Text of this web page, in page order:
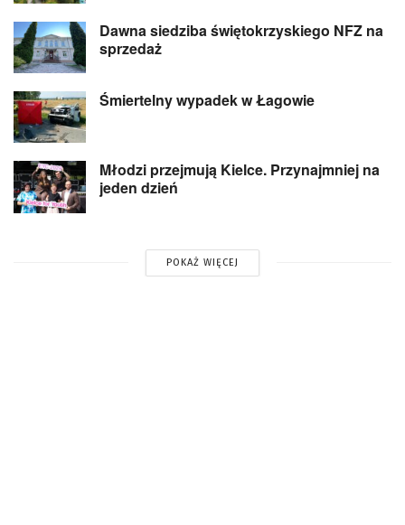
Dawna siedziba świętokrzyskiego NFZ na
sprzedaż
Śmiertelny wypadek w Łagowie
Młodzi przejmują Kielce. Przynajmniej na
jeden dzień
POKAŻ WIĘCEJ